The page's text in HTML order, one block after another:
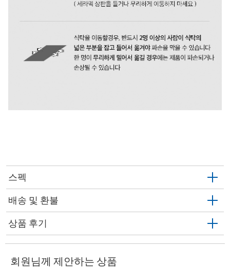
스펙
배송 및 환불
상품 후기
회원님께 제안하는 상품